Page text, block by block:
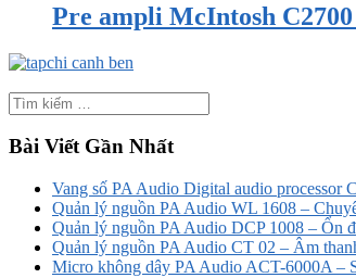
Pre ampli McIntosh
Bài Viết Gần Nhất
Vang số PA Audio Digital audio processor
Quản lý nguồn PA Audio WL 1608 –
Quản lý nguồn PA Audio DCP 1008 – Ổn
Quản lý nguồn PA Audio CT 02 – Âm
Micro không dây PA Audio ACT-6000A –